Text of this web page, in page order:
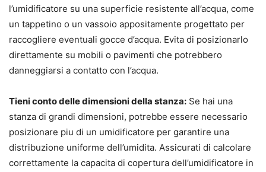
l’umidificatore su una superficie resistente all’acqua, come
un tappetino o un vassoio appositamente progettato per
raccogliere eventuali gocce d’acqua. Evita di posizionarlo
direttamente su mobili o pavimenti che potrebbero
danneggiarsi a contatto con l’acqua.
Tieni conto delle dimensioni della stanza: Se hai una
stanza di grandi dimensioni, potrebbe essere necessario
posizionare piu di un umidificatore per garantire una
distribuzione uniforme dell’umidita. Assicurati di calcolare
correttamente la capacita di copertura dell’umidificatore in